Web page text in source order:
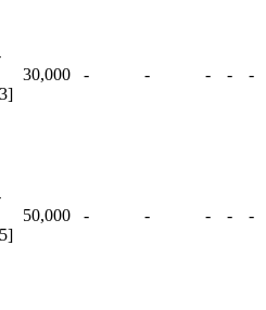
30,000 - - - - -
50,000 - - - - -